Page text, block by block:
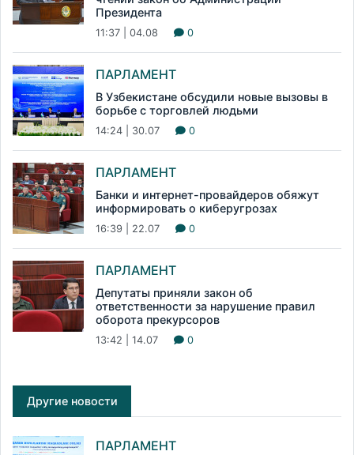
Президента
11:37 | 04.08 0
ПАРЛАМЕНТ
В Узбекистане обсудили новые вызовы в
борьбе с торговлей людьми
14:24 | 30.07 0
ПАРЛАМЕНТ
Банки и интернет-провайдеров обяжут
информировать о киберугрозах
16:39 | 22.07 0
ПАРЛАМЕНТ
Депутаты приняли закон об
ответственности за нарушение правил
оборота прекурсоров
13:42 | 14.07 0
Другие новости
ПАРЛАМЕНТ